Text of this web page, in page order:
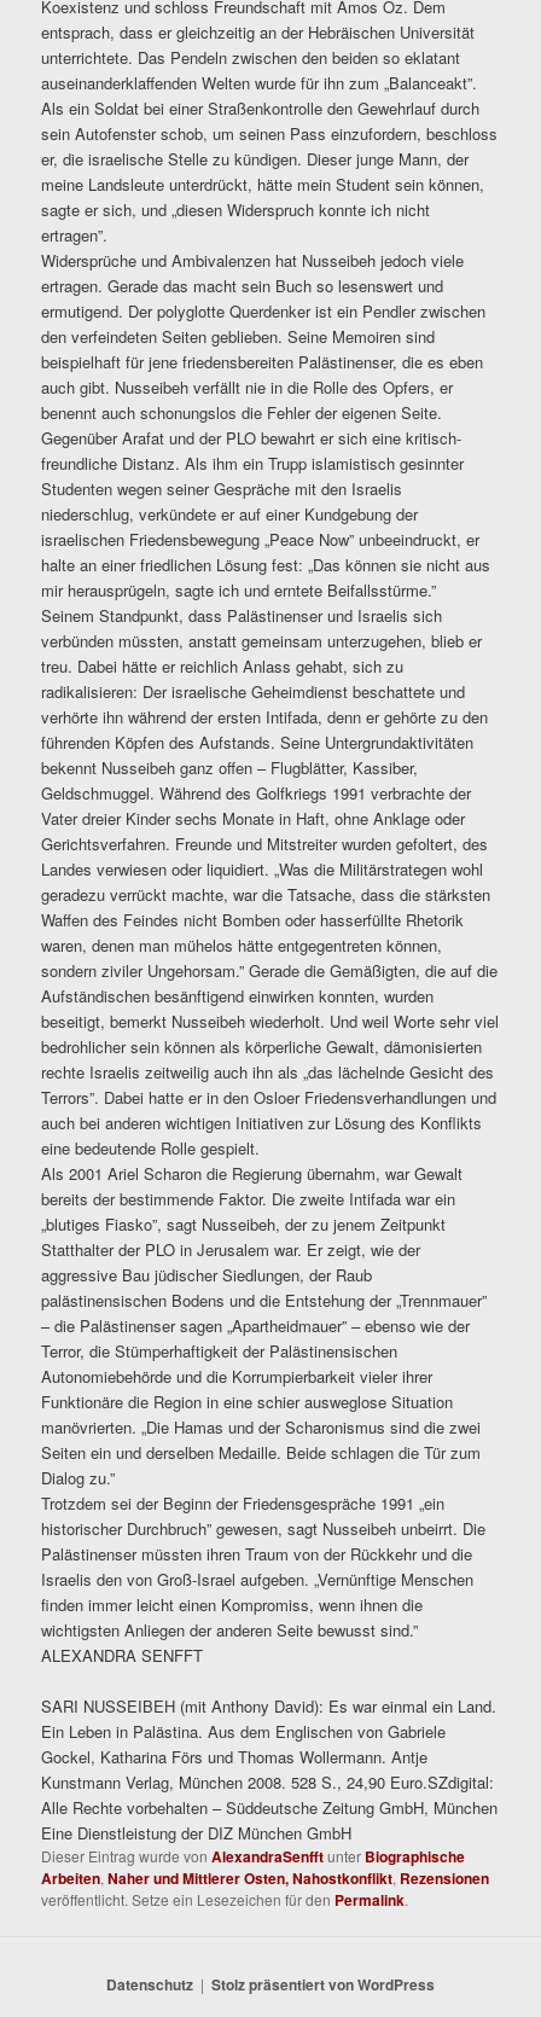
Koexistenz und schloss Freundschaft mit Amos Oz. Dem
entsprach, dass er gleichzeitig an der Hebräischen Universität
unterrichtete. Das Pendeln zwischen den beiden so eklatant
auseinanderklaffenden Welten wurde für ihn zum „Balanceakt”.
Als ein Soldat bei einer Straßenkontrolle den Gewehrlauf durch
sein Autofenster schob, um seinen Pass einzufordern, beschloss
er, die israelische Stelle zu kündigen. Dieser junge Mann, der
meine Landsleute unterdrückt, hätte mein Student sein können,
sagte er sich, und „diesen Widerspruch konnte ich nicht
ertragen”.
Widersprüche und Ambivalenzen hat Nusseibeh jedoch viele
ertragen. Gerade das macht sein Buch so lesenswert und
ermutigend. Der polyglotte Querdenker ist ein Pendler zwischen
den verfeindeten Seiten geblieben. Seine Memoiren sind
beispielhaft für jene friedensbereiten Palästinenser, die es eben
auch gibt. Nusseibeh verfällt nie in die Rolle des Opfers, er
benennt auch schonungslos die Fehler der eigenen Seite.
Gegenüber Arafat und der PLO bewahrt er sich eine kritisch-
freundliche Distanz. Als ihm ein Trupp islamistisch gesinnter
Studenten wegen seiner Gespräche mit den Israelis
niederschlug, verkündete er auf einer Kundgebung der
israelischen Friedensbewegung „Peace Now” unbeeindruckt, er
halte an einer friedlichen Lösung fest: „Das können sie nicht aus
mir herausprügeln, sagte ich und erntete Beifallsstürme.”
Seinem Standpunkt, dass Palästinenser und Israelis sich
verbünden müssten, anstatt gemeinsam unterzugehen, blieb er
treu. Dabei hätte er reichlich Anlass gehabt, sich zu
radikalisieren: Der israelische Geheimdienst beschattete und
verhörte ihn während der ersten Intifada, denn er gehörte zu den
führenden Köpfen des Aufstands. Seine Untergrundaktivitäten
bekennt Nusseibeh ganz offen – Flugblätter, Kassiber,
Geldschmuggel. Während des Golfkriegs 1991 verbrachte der
Vater dreier Kinder sechs Monate in Haft, ohne Anklage oder
Gerichtsverfahren. Freunde und Mitstreiter wurden gefoltert, des
Landes verwiesen oder liquidiert. „Was die Militärstrategen wohl
geradezu verrückt machte, war die Tatsache, dass die stärksten
Waffen des Feindes nicht Bomben oder hasserfüllte Rhetorik
waren, denen man mühelos hätte entgegentreten können,
sondern ziviler Ungehorsam.” Gerade die Gemäßigten, die auf die
Aufständischen besänftigend einwirken konnten, wurden
beseitigt, bemerkt Nusseibeh wiederholt. Und weil Worte sehr viel
bedrohlicher sein können als körperliche Gewalt, dämonisierten
rechte Israelis zeitweilig auch ihn als „das lächelnde Gesicht des
Terrors”. Dabei hatte er in den Osloer Friedensverhandlungen und
auch bei anderen wichtigen Initiativen zur Lösung des Konflikts
eine bedeutende Rolle gespielt.
Als 2001 Ariel Scharon die Regierung übernahm, war Gewalt
bereits der bestimmende Faktor. Die zweite Intifada war ein
„blutiges Fiasko”, sagt Nusseibeh, der zu jenem Zeitpunkt
Statthalter der PLO in Jerusalem war. Er zeigt, wie der
aggressive Bau jüdischer Siedlungen, der Raub
palästinensischen Bodens und die Entstehung der „Trennmauer”
– die Palästinenser sagen „Apartheidmauer” – ebenso wie der
Terror, die Stümperhaftigkeit der Palästinensischen
Autonomiebehörde und die Korrumpierbarkeit vieler ihrer
Funktionäre die Region in eine schier ausweglose Situation
manövrierten. „Die Hamas und der Scharonismus sind die zwei
Seiten ein und derselben Medaille. Beide schlagen die Tür zum
Dialog zu.”
Trotzdem sei der Beginn der Friedensgespräche 1991 „ein
historischer Durchbruch” gewesen, sagt Nusseibeh unbeirrt. Die
Palästinenser müssten ihren Traum von der Rückkehr und die
Israelis den von Groß-Israel aufgeben. „Vernünftige Menschen
finden immer leicht einen Kompromiss, wenn ihnen die
wichtigsten Anliegen der anderen Seite bewusst sind.”
ALEXANDRA SENFFT
SARI NUSSEIBEH (mit Anthony David): Es war einmal ein Land.
Ein Leben in Palästina. Aus dem Englischen von Gabriele
Gockel, Katharina Förs und Thomas Wollermann. Antje
Kunstmann Verlag, München 2008. 528 S., 24,90 Euro.SZdigital:
Alle Rechte vorbehalten – Süddeutsche Zeitung GmbH, München
Eine Dienstleistung der DIZ München GmbH
Dieser Eintrag wurde vonAlexandraSenfftunter Biographische
Arbeiten,Naher und Mittlerer Osten, Nahostkonflikt, Rezensionen
veröffentlicht. Setze ein Lesezeichen für den Permalink.
Datenschutz Stolz präsentiert von WordPress